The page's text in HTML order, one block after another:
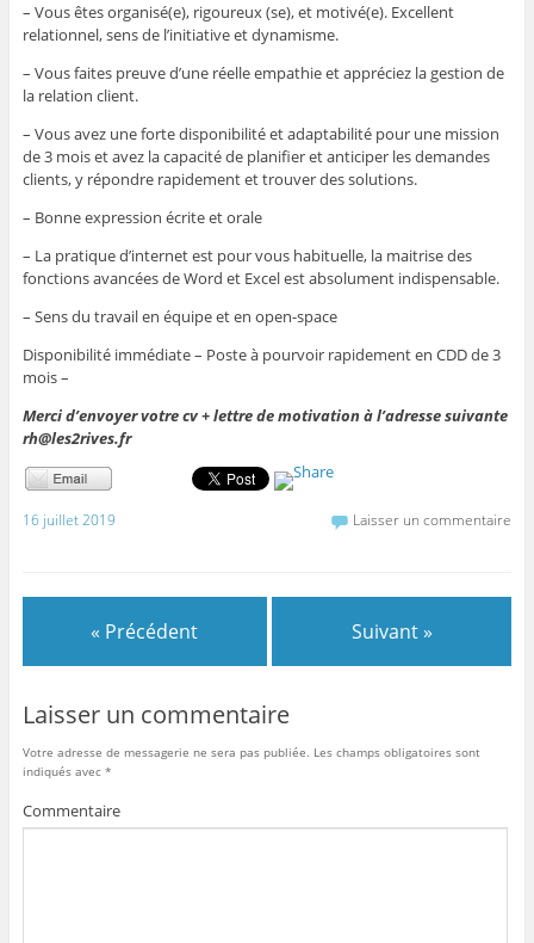
– Vous êtes organisé(e), rigoureux (se), et motivé(e). Excellent
relationnel, sens de l’initiative et dynamisme.
– Vous faites preuve d’une réelle empathie et appréciez la gestion de
la relation client.
– Vous avez une forte disponibilité et adaptabilité pour une mission
de 3 mois et avez la capacité de planifier et anticiper les demandes
clients, y répondre rapidement et trouver des solutions.
– Bonne expression écrite et orale
– La pratique d’internet est pour vous habituelle, la maitrise des
fonctions avancées de Word et Excel est absolument indispensable.
– Sens du travail en équipe et en open-space
Disponibilité immédiate – Poste à pourvoir rapidement en CDD de 3
mois –
Merci d’envoyer votre cv + lettre de motivation à l’adresse suivante
rh@les2rives.fr
16 juillet 2019 Laisser un commentaire
« Précédent Suivant »
Laisser un commentaire
Votre adresse de messagerie ne sera pas publiée. Les champs obligatoires sont
indiqués avec *
Commentaire